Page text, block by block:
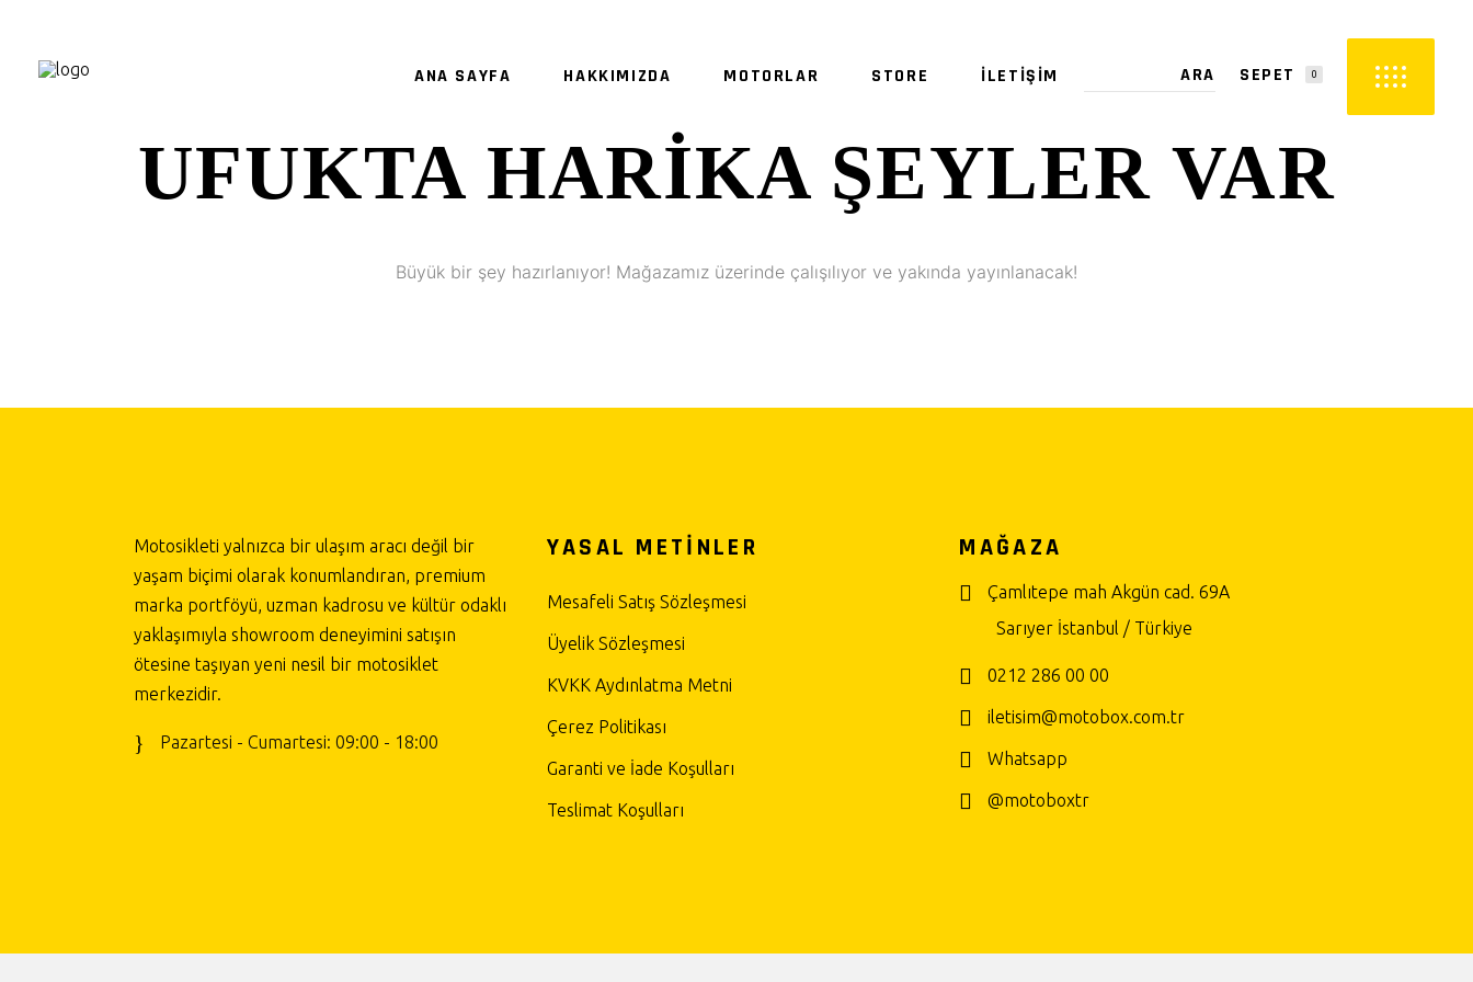
ANA SAYFA HAKKIMIZDA MOTORLAR STORE İLETIŞIM SEPET 0
SEPETTE ÜRÜN YOK.
UFUKTA HARIKA ŞEYLER VAR
Büyük bir şey hazırlanıyor! Mağazamız üzerinde çalışılıyor ve yakında yayınlanacak!
Motosikleti yalnızca bir ulaşım aracı değil bir
yaşam biçimi olarak konumlandıran, premium
marka portföyü, uzman kadrosu ve kültür odaklı
yaklaşımıyla showroom deneyimini satışın
ötesine taşıyan yeni nesil bir motosiklet
merkezidir.
Pazartesi - Cumartesi: 09:00 - 18:00
YASAL METİNLER
Mesafeli Satış Sözleşmesi
Üyelik Sözleşmesi
KVKK Aydınlatma Metni
Çerez Politikası
Garanti ve İade Koşulları
Teslimat Koşulları
MAĞAZA
Çamlıtepe mah Akgün cad. 69A
Sarıyer İstanbul / Türkiye
0212 286 00 00
iletisim@motobox.com.tr
Whatsapp
@motoboxtr